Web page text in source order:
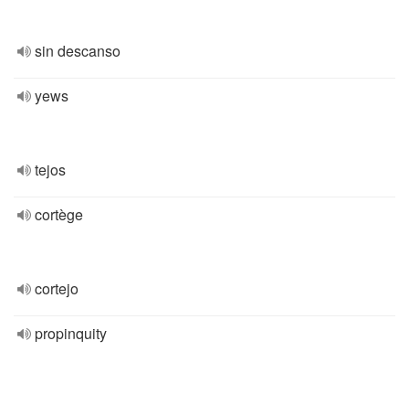
sin descanso
yews
tejos
cortège
cortejo
propinquity